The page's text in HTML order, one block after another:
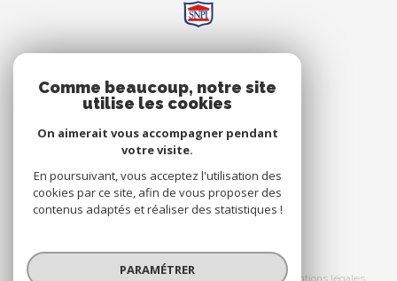
Clients
© 2026 | Tous droits réservés
Mentions légales
Comme beaucoup, notre site
utilise les cookies
On aimerait vous accompagner pendant
votre visite.
En poursuivant, vous acceptez l'utilisation des
cookies par ce site, afin de vous proposer des
contenus adaptés et réaliser des statistiques !
PARAMÉTRER